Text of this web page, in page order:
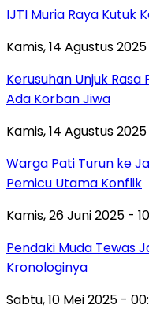
IJTI Muria Raya Kutuk
Kamis, 14 Agustus
Kerusuhan Unjuk
Ada Korban Jiwa
Kamis, 14 Agustus
Warga Pati Turun ke
Pemicu Utama Konflik
Kamis, 26 Juni 2025 -
Pendaki Muda Tewas
Kronologinya
Sabtu, 10 Mei 2025 -